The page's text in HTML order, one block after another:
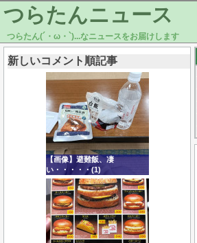
つらたんニュース
つらたん(´・ω・`)...なニュースをお届けします
新しいコメント順記事
【画像】避難飯、凄
い・・・・・(1)